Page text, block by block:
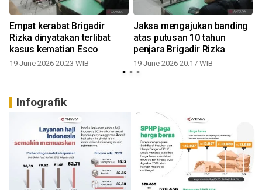
Empat kerabat Brigadir
Rizka dinyatakan terlibat
kasus kematian Esco
19 June 2026 20:23 WIB
Jaksa mengajukan banding
atas putusan 10 tahun
penjara Brigadir Rizka
19 June 2026 20:17 WIB
Infografik